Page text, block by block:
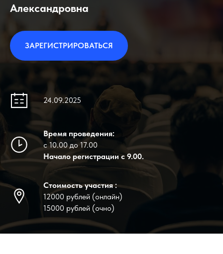
Александровна
ЗАРЕГИСТРИРОВАТЬСЯ
24.09.2025
Время проведения:
с 10.00 до 17.00
Начало регистрации с 9.00.
Стоимость участия :
12000 рублей (онлайн)
15000 рублей (очно)